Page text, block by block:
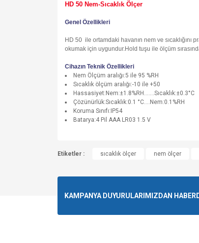
HD 50 Nem-Sıcaklık Ölçer
Genel Özellikleri
HD 50 ile ortamdaki havanın nem ve sıcaklığını
okumak için uygundur.Hold tuşu ile ölçüm
Cihazın Teknik Özellikleri
Nem Ölçüm aralığı:5 ile 95 %RH
Sıcaklık ölçüm aralığı:-10 ile +50
Hassasiyet:Nem:±1.8%RH.......Sıcaklık:±0.3°C
Çözünürlük:Sıcaklık:0.1 °C....Nem:0.1%RH
Koruma Sınıfı:IP54
Batarya:4 Pil AAA LR03 1.5 V
Görüş ve önerileriniz için teşekkür ederiz.
Ürün açıklamasında eksik bilgiler
Etiketler : sıcaklık ölçer nem ölçer
KAMPANYA DUYURULARIMIZDAN